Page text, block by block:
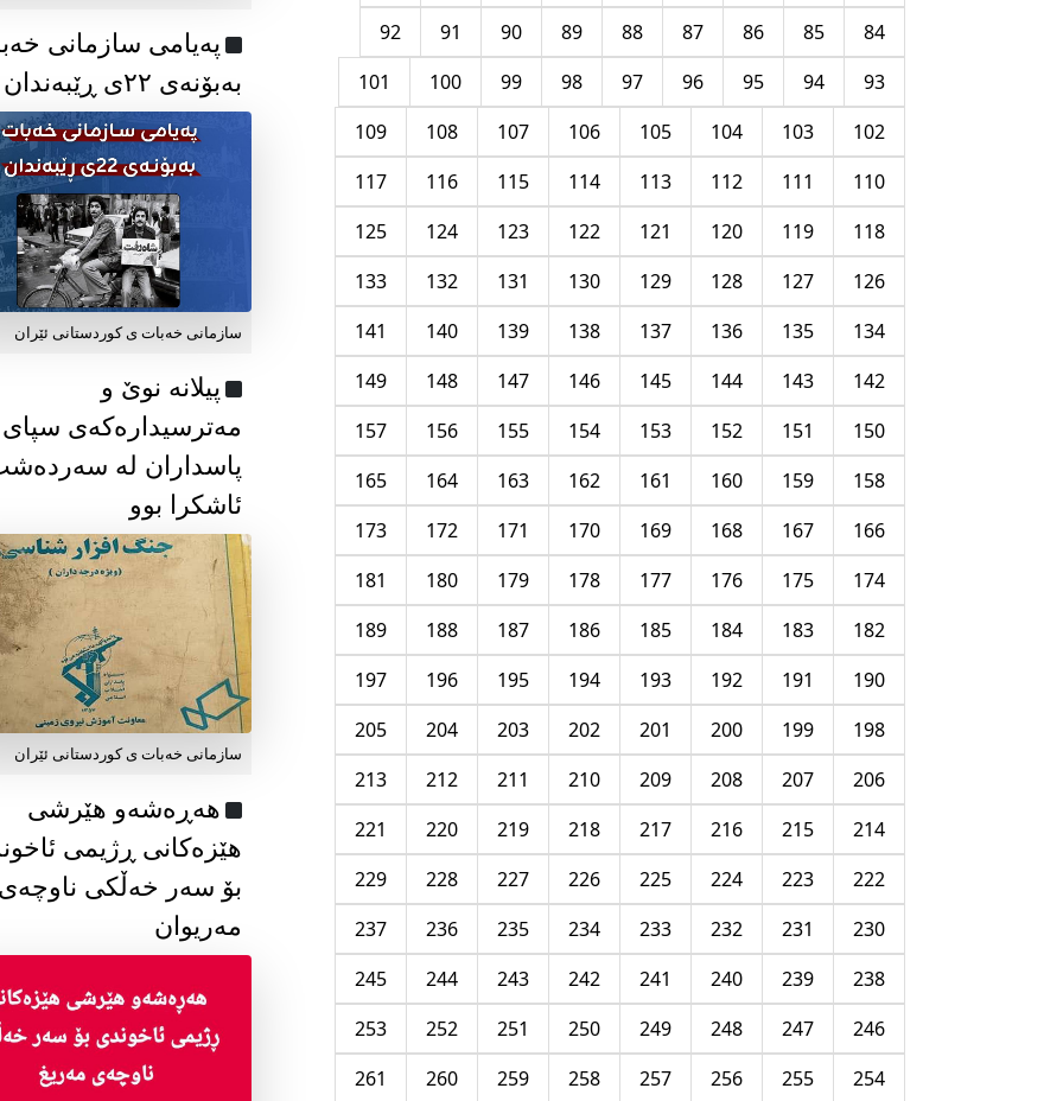
84
85
86
87
88
89
90
91
92
93
94
95
96
97
98
99
100
101
102
103
104
105
106
107
108
109
110
111
112
113
114
115
116
117
118
119
120
121
122
123
124
125
126
127
128
129
130
131
132
133
134
135
136
137
138
139
140
141
142
143
144
145
146
147
148
149
150
151
152
153
154
155
156
157
158
159
160
161
162
163
164
165
166
167
168
169
170
171
172
173
174
175
176
177
178
179
180
181
182
183
184
185
186
187
188
189
190
191
192
193
194
195
196
197
198
199
200
201
202
203
204
205
206
207
208
209
210
211
212
213
214
215
216
217
218
219
220
221
222
223
224
225
226
227
228
229
230
231
232
233
234
235
236
237
238
239
240
241
242
243
244
245
246
247
248
249
250
251
252
253
254
255
256
257
258
259
260
261
پەیامی سازمانی
بەبۆنەی ۲۲ی ڕێبەندان
سازمانی خەبات ی كوردستانی ئێران
پیلانە نوێ و
مەترسیدارەکەی سپای
پاسداران لە
ئاشکرا بوو
سازمانی خەبات ی كوردستانی ئێران
هەڕەشەو هێرشی
هێزەکانی ڕژیمی
بۆ سەر خەڵکی
مەریوان